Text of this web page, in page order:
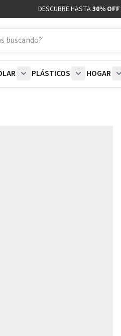
DESCUBRE HASTA30% OFF
PLÁSTICOS
HOGAR